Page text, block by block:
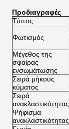
Προδιαγραφές
Τύπος
Φωτισμός
Μέγεθος της
σφαίρας
ενσωμάτωσης
Σειρά μήκους
κύματος
Σειρά
ανακλαστικότητας
Ψήφισμα
ανακλαστικότητας